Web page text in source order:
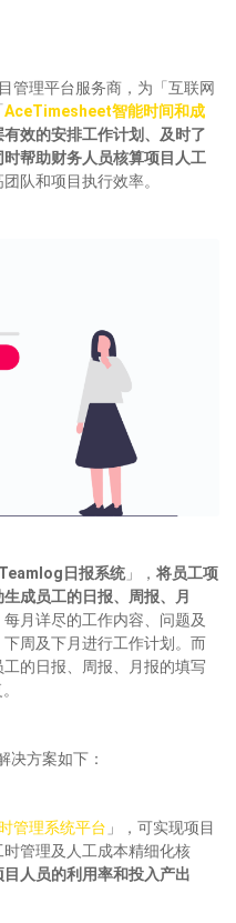
管理平台服务商，为「互联网
AceTimesheet智能时间和成
效的安排工作计划、及时了
帮助财务人员核算项目人工
团队和项目执行效率。
Teamlog日报系统」， 将员工项
成员工的日报、周报、月
月详尽的工作内容、问题及
周及下月进行工作计划。而
的日报、周报、月报的填写
决方案如下：
管理系统平台 」，可实现项目
管理及人工成本精细化核
人员的利用率和投入产出